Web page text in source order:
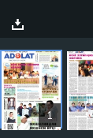
1
СТАТЬИ